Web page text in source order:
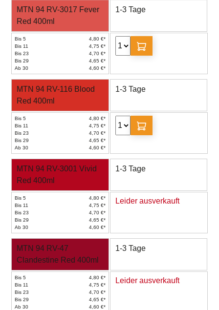
MTN 94 RV-3017 Fever
Red 400ml
1-3 Tage
Bis 5
4,80 €*
Bis 11
4,75 €*
Bis 23
4,70 €*
Bis 29
4,65 €*
Ab 30
4,60 €*
MTN 94 RV-116 Blood
Red 400ml
1-3 Tage
Bis 5
4,80 €*
Bis 11
4,75 €*
Bis 23
4,70 €*
Bis 29
4,65 €*
Ab 30
4,60 €*
MTN 94 RV-3001 Vivid
Red 400ml
1-3 Tage
Bis 5
4,80 €*
Bis 11
4,75 €*
Bis 23
4,70 €*
Bis 29
4,65 €*
Ab 30
4,60 €*
Leider ausverkauft
MTN 94 RV-47
Clandestine Red 400ml
1-3 Tage
Bis 5
4,80 €*
Bis 11
4,75 €*
Bis 23
4,70 €*
Bis 29
4,65 €*
Ab 30
4,60 €*
Leider ausverkauft